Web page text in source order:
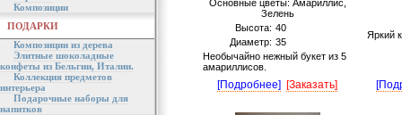
Композиции
ПОДАРКИ
Композиции из дерева
Элитные шоколадные
конфеты из Бельгии, Италии.
Коллекция предметов
интерьера
Подарочные наборы для
напитков
Основные цветы: Амариллис,
Зелень
Высота: 40
Диаметр: 35
Необычайно нежный букет из 5
амариллисов.
Яркий
[Подробнее] [Заказать]